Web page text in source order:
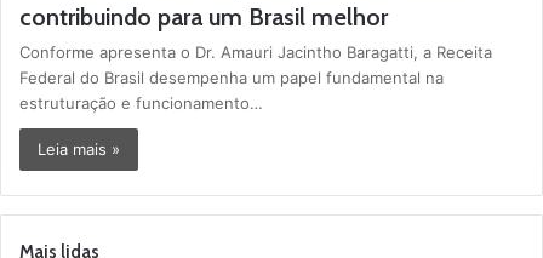
contribuindo para um Brasil melhor
Conforme apresenta o Dr. Amauri Jacintho Baragatti, a Receita
Federal do Brasil desempenha um papel fundamental na
estruturação e funcionamento…
Leia mais »
Mais lidas